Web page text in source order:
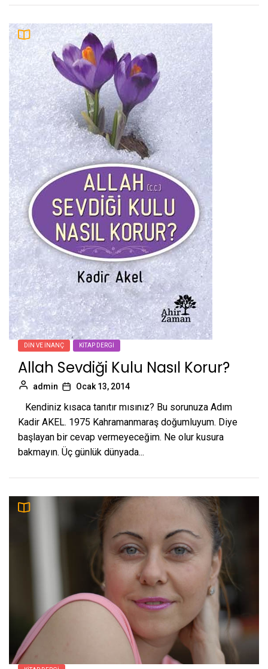
DIN VE İNANÇ KITAP DERGI
Allah Sevdiği Kulu Nasıl Korur?
admin Ocak 13, 2014
Kendiniz kısaca tanıtır mısınız? Bu sorunuza Adım
Kadir AKEL. 1975 Kahramanmaraş doğumluyum. Diye
başlayan bir cevap vermeyeceğim. Ne olur kusura
bakmayın. Üç günlük dünyada...